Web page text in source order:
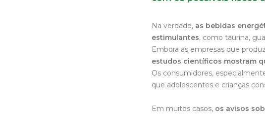
Na verdade, as bebidas
estimulantes, como taurina,
Embora as empresas que
estudos científicos mostram
Os consumidores,
que adolescentes e crianças
Em muitos casos, os avisos